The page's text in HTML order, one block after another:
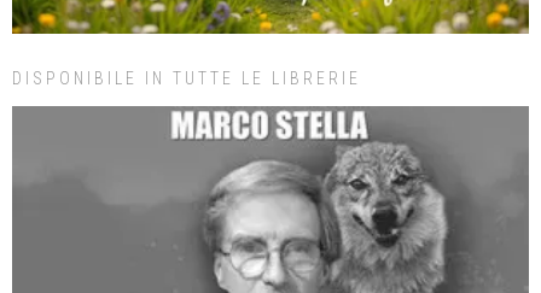
DISPONIBILE IN TUTTE LE LIBRERIE